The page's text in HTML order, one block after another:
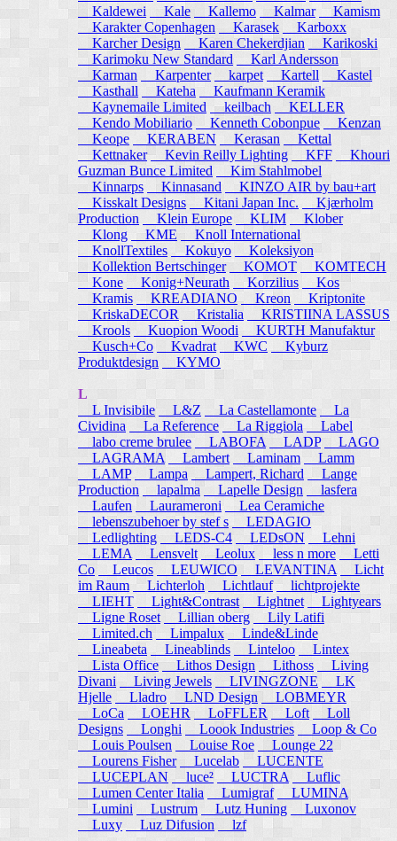
Kaldewei
Kale Kallemo Kalmar
Kamism
Karakter Copenhagen
Karasek
Karboxx
Karcher Design
Karen Chekerdjian
Karikoski
Karimoku New Standard
Karl Andersson
Karman
Karpenter karpet Kartell
Kastel
Kasthall
Kateha
Kaufmann Keramik
Kaynemaile Limited keilbach
KELLER
Kendo Mobiliario
Kenneth Cobonpue
Kenzan
Keope
KERABEN Kerasan
Kettal
Kettnaker Kevin Reilly Lighting KFF
Khouri
Guzman Bunce Limited
Kim Stahlmobel
Kinnarps
Kinnasand
KINZO AIR by bau+art
Kisskalt Designs
Kitani Japan Inc.
Kjærholm
Production
Klein Europe KLIM
Klober
Klong
KME
Knoll International
KnollTextiles
Kokuyo
Koleksiyon
Kollektion Bertschinger KOMOT
KOMTECH
Kone
Konig+Neurath Korzilius
Kos
Kramis
KREADIANO Kreon
Kriptonite
KriskaDECOR
Kristalia
KRISTIINA LASSUS
Krools
Kuopion Woodi
KURTH Manufaktur
Kusch+Co
Kvadrat KWC
Kyburz
Produktdesign
KYMO
L
L Invisibile
L&Z La Castellamonte
La
Cividina
La Reference La Riggiola
Label
labo creme brulee
LABOFA LADP
LAGO
LAGRAMA
Lambert Laminam
Lamm
LAMP
Lampa Lampert, Richard
Lange
Production
lapalma Lapelle Design
lasfera
Laufen
Laurameroni
Lea Ceramiche
lebenszubehoer by stef s
LEDAGIO
Ledlighting
LEDS-C4 LEDsON
Lehni
LEMA
Lensvelt Leolux less n more
Letti
Co
Leucos LEUWICO LEVANTINA
Licht
im Raum
Lichterloh Lichtlauf lichtprojekte
LIEHT
Light&Contrast Lightnet
Lightyears
Ligne Roset
Lillian oberg
Lily Latifi
Limited.ch
Limpalux
Linde&Linde
Lineabeta
Lineablinds Linteloo
Lintex
Lista Office Lithos Design Lithoss
Living
Divani
Living Jewels LIVINGZONE
LK
Hjelle
Lladro LND Design
LOBMEYR
LoCa
LOEHR LoFFLER Loft
Loll
Designs
Longhi Loook Industries
Loop & Co
Louis Poulsen
Louise Roe
Lounge 22
Lourens Fisher
Lucelab
LUCENTE
LUCEPLAN
luce² LUCTRA
Luflic
Lumen Center Italia
Lumigraf
LUMINA
Lumini
Lustrum Lutz Huning
Luxonov
Luxy
Luz Difusion lzf